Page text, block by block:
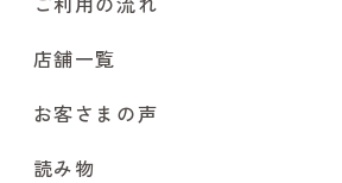
店舗一覧
お客さまの声
読み物